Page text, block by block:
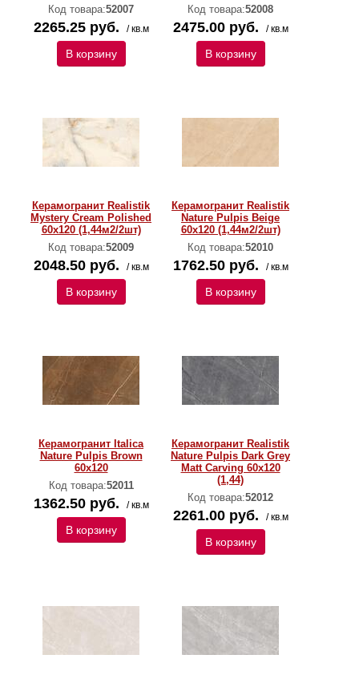
Код товара:52007
2265.25 руб. / кв.м
В корзину
Код товара:52008
2475.00 руб. / кв.м
В корзину
Керамогранит Realistik
Mystery Cream Polished
60х120 (1,44м2/2шт)
Код товара:52009
2048.50 руб. / кв.м
В корзину
Керамогранит Realistik
Nature Pulpis Beige
60x120 (1,44м2/2шт)
Код товара:52010
1762.50 руб. / кв.м
В корзину
Керамогранит Italica
Nature Pulpis Brown
60x120
Код товара:52011
1362.50 руб. / кв.м
В корзину
Керамогранит Realistik
Nature Pulpis Dark Grey
Matt Carving 60x120
(1,44)
Код товара:52012
2261.00 руб. / кв.м
В корзину